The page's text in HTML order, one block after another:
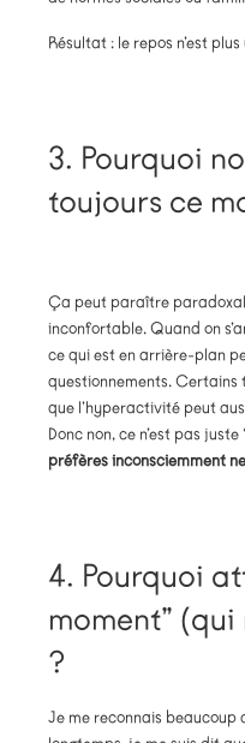
Résultat : le repos n’est
3. Pourquoi
toujours ce
Ça peut paraître
inconfortable. Quand on
ce qui est en arrière-plan
questionnements. Certains
que l’hyperactivité peut
Donc non, ce n’est pas juste
préfères inconsciemment
4. Pourquoi
moment”
?
Je me reconnais beaucoup